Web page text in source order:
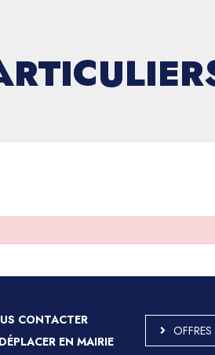
CONTACTER
EN MAIRIE